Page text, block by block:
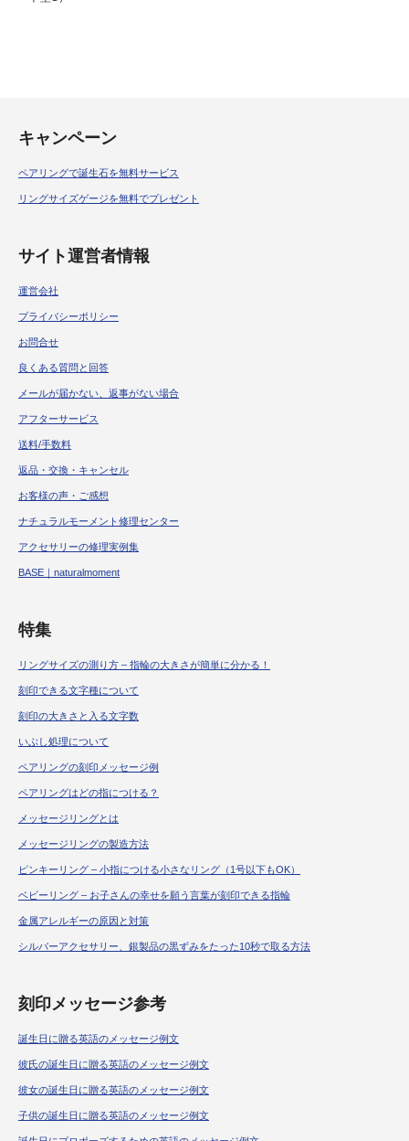
ペアリングで誕生石を無料サービス
リングサイズゲージを無料でプレゼント
運営会社
プライバシーポリシー
お問合せ
良くある質問と回答
メールが届かない、返事がない場合
アフターサービス
送料/手数料
返品・交換・キャンセル
お客様の声・ご感想
ナチュラルモーメント修理センター
アクセサリーの修理実例集
BASE｜naturalmoment
リングサイズの測り方 – 指輪の大きさが簡単に分かる！
刻印できる文字種について
刻印の大きさと入る文字数
いぶし処理について
ペアリングの刻印メッセージ例
ペアリングはどの指につける？
メッセージリングとは
メッセージリングの製造方法
ピンキーリング – 小指につける小さなリング（1号以下もOK）
ベビーリング – お子さんの幸せを願う言葉が刻印できる指輪
金属アレルギーの原因と対策
シルバーアクセサリー、銀製品の黒ずみをたった10秒で取る方法
誕生日に贈る英語のメッセージ例文
彼氏の誕生日に贈る英語のメッセージ例文
彼女の誕生日に贈る英語のメッセージ例文
子供の誕生日に贈る英語のメッセージ例文
誕生日にプロポーズするための英語のメッセージ例文